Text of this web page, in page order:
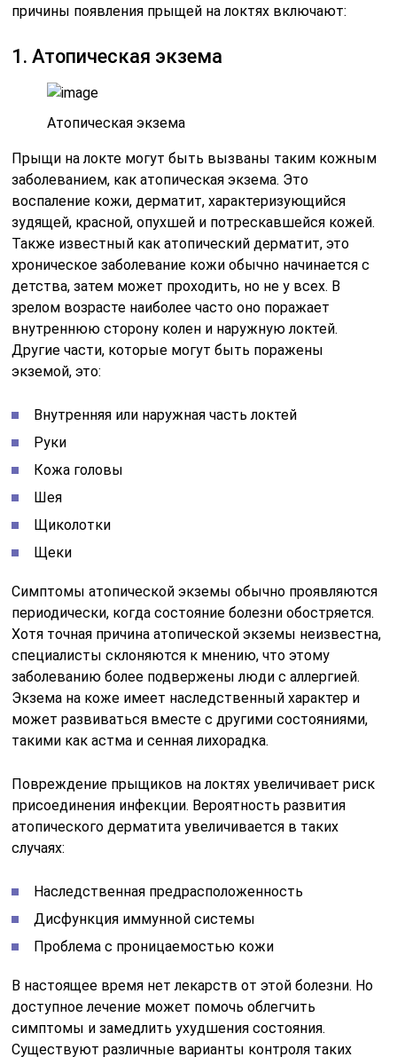
причины появления прыщей на локтях включают:
1. Атопическая экзема
Атопическая экзема
Прыщи на локте могут быть вызваны таким кожным
заболеванием, как атопическая экзема. Это
воспаление кожи, дерматит, характеризующийся
зудящей, красной, опухшей и потрескавшейся кожей.
Также известный как атопический дерматит, это
хроническое заболевание кожи обычно начинается с
детства, затем может проходить, но не у всех. В
зрелом возрасте наиболее часто оно поражает
внутреннюю сторону колен и наружную локтей.
Другие части, которые могут быть поражены
экземой, это:
Внутренняя или наружная часть локтей
Руки
Кожа головы
Шея
Щиколотки
Щеки
Симптомы атопической экземы обычно проявляются
периодически, когда состояние болезни обостряется.
Хотя точная причина атопической экземы неизвестна,
специалисты склоняются к мнению, что этому
заболеванию более подвержены люди с аллергией.
Экзема на коже имеет наследственный характер и
может развиваться вместе с другими состояниями,
такими как астма и сенная лихорадка.
Повреждение прыщиков на локтях увеличивает риск
присоединения инфекции. Вероятность развития
атопического дерматита увеличивается в таких
случаях:
Наследственная предрасположенность
Дисфункция иммунной системы
Проблема с проницаемостью кожи
В настоящее время нет лекарств от этой болезни. Но
доступное лечение может помочь облегчить
симптомы и замедлить ухудшения состояния.
Существуют различные варианты контроля таких